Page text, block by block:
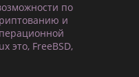
по
и
это, FreeBSD,